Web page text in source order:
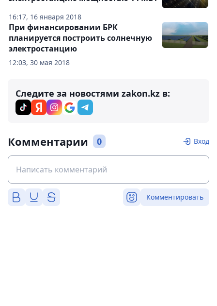
16:17, 16 января 2018
12:03, 30 мая 2018
При финансировании БРК
планируется построить солнечную
электростанцию
Следите за новостями zakon.kz в:
Комментарии 0 Вход
Комментировать